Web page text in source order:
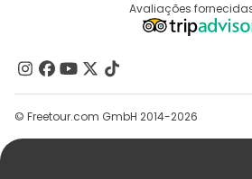
Programa De Afiliados
Contacte-Nos
Grupos
Ajuda
Avaliações
© Freetour.com GmbH 2014-2026